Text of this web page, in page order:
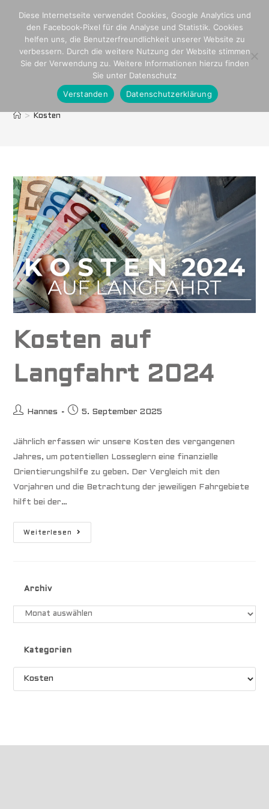
springen
Kosten
> Kosten
Kosten auf
Langfahrt 2024
Beitrags-
Hannes
Beitrag
5. September 2025
Jährlich erfassen wir unsere Kosten des vergangenen
Jahres, um potentiellen Losseglern eine finanzielle
Orientierungshilfe zu geben. Der Vergleich mit den
Vorjahren und die Betrachtung der jeweiligen Fahrgebiete
hilft bei der…
Weiterlesen
Kosten
Archiv
Archiv
Kategorien
Kategorien
Diese Internetseite verwendet Cookies, Google Analytics und
den Facebook-Pixel für die Analyse und Statistik. Cookies
helfen uns, die Benutzerfreundlichkeit unserer Website zu
verbessern. Durch die weitere Nutzung der Website stimmen
Sie der Verwendung zu. Weitere Informationen hierzu finden
Sie unter Datenschutz
Verstanden
Datenschutzerklärung